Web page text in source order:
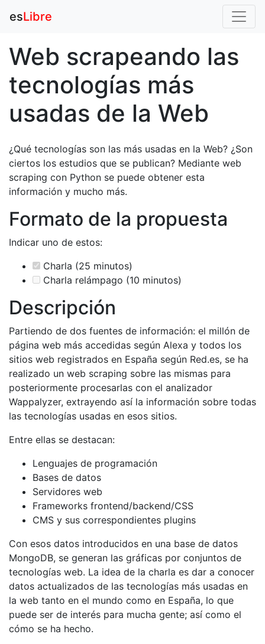
esLibre
Web scrapeando las
tecnologías más
usadas de la Web
¿Qué tecnologías son las más usadas en la Web? ¿Son
ciertos los estudios que se publican? Mediante web
scraping con Python se puede obtener esta
información y mucho más.
Formato de la propuesta
Indicar uno de estos:
Charla (25 minutos)
Charla relámpago (10 minutos)
Descripción
Partiendo de dos fuentes de información: el millón de
página web más accedidas según Alexa y todos los
sitios web registrados en España según Red.es, se ha
realizado un web scraping sobre las mismas para
posteriormente procesarlas con el analizador
Wappalyzer, extrayendo así la información sobre todas
las tecnologías usadas en esos sitios.
Entre ellas se destacan:
Lenguajes de programación
Bases de datos
Servidores web
Frameworks frontend/backend/CSS
CMS y sus correspondientes plugins
Con esos datos introducidos en una base de datos
MongoDB, se generan las gráficas por conjuntos de
tecnologías web. La idea de la charla es dar a conocer
datos actualizados de las tecnologías más usadas en
la web tanto en el mundo como en España, lo que
puede ser de interés para mucha gente; así como el
cómo se ha hecho.